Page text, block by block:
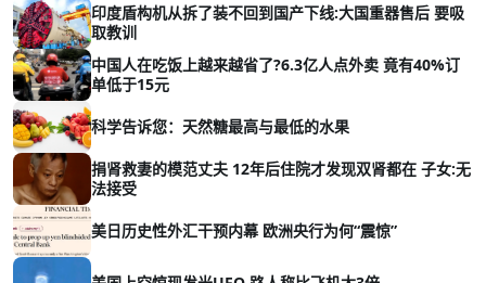
印度盾构机从拆了装不回到国产下线:大国重器售后 要吸
取教训
中国人在吃饭上越来越省了?6.3亿人点外卖 竟有40%订
单低于15元
科学告诉您：天然糖最高与最低的水果
捐肾救妻的模范丈夫 12年后住院才发现双肾都在 子女:无
法接受
美日历史性外汇干预内幕 欧洲央行为何“震惊”